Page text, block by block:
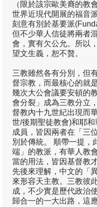
石衡潭
吳梓明
吳瑞龍
周漢燊
屈思宏
徐濟時
梁燕城
游斌
黃保羅
楊慶球
（限於該宗歐美裔的教
世界近現代開展的福音
刻意有別於基要派
但不少華人信徒將兩者
會，實有欠公允。所以
望文生義，恕不贅。
三教雖然各有分別，但
督宗教，而最核心的就
幾次大公會議要安頓的
會分裂」成為三教分立
督教內十九世紀出現而
世/後期聖徒教會)和耶
成員，皆因兩者在「三
別於傳統。 順帶一提，
端」的教派，有華人教
當的用法，皆因基督教
先後來理解，中文的「
來形容天主教。三教彼
成，不少實是歷代政治
歸合一的一大出路，這